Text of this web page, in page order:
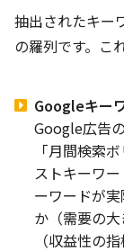
抽出されたキー
の羅列です。こ
Googleキー
Google広告
「月間検索
ストキーワ
ーワードが
か（需要の
（収益性の